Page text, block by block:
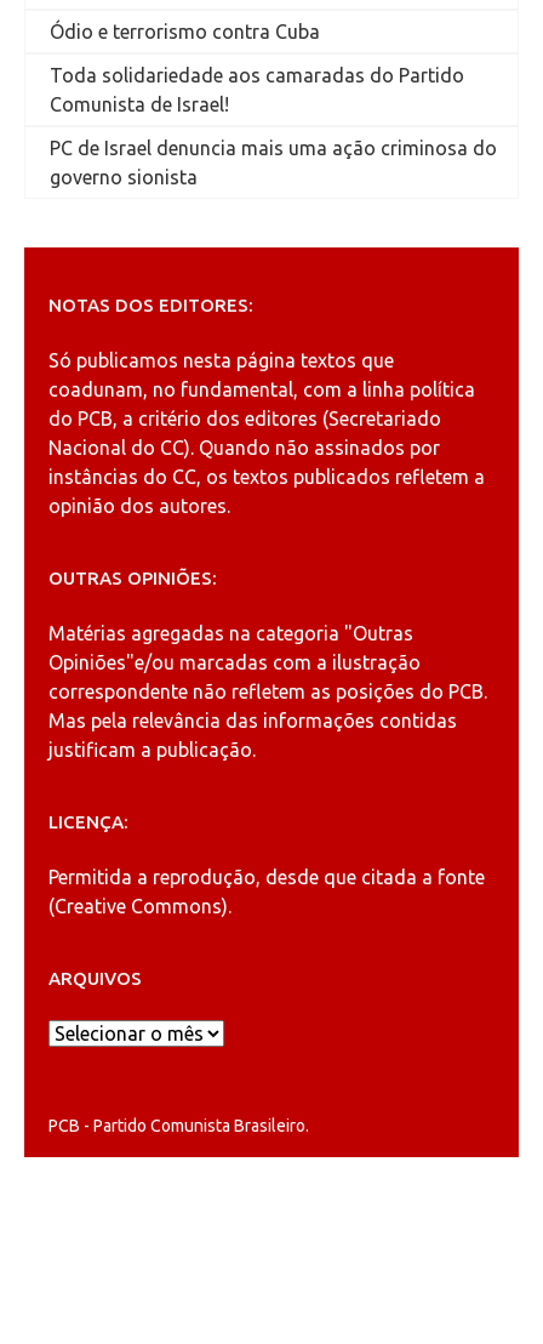
Ódio e terrorismo contra Cuba
Toda solidariedade aos camaradas do Partido
Comunista de Israel!
PC de Israel denuncia mais uma ação criminosa do
governo sionista
NOTAS DOS EDITORES:
Só publicamos nesta página textos que
coadunam, no fundamental, com a linha política
do PCB, a critério dos editores (Secretariado
Nacional do CC). Quando não assinados por
instâncias do CC, os textos publicados refletem a
opinião dos autores.
OUTRAS OPINIÕES:
Matérias agregadas na categoria "Outras
Opiniões"e/ou marcadas com a ilustração
correspondente não refletem as posições do PCB.
Mas pela relevância das informações contidas
justificam a publicação.
LICENÇA:
Permitida a reprodução, desde que citada a fonte
(Creative Commons).
ARQUIVOS
Arquivos
PCB - Partido Comunista Brasileiro.